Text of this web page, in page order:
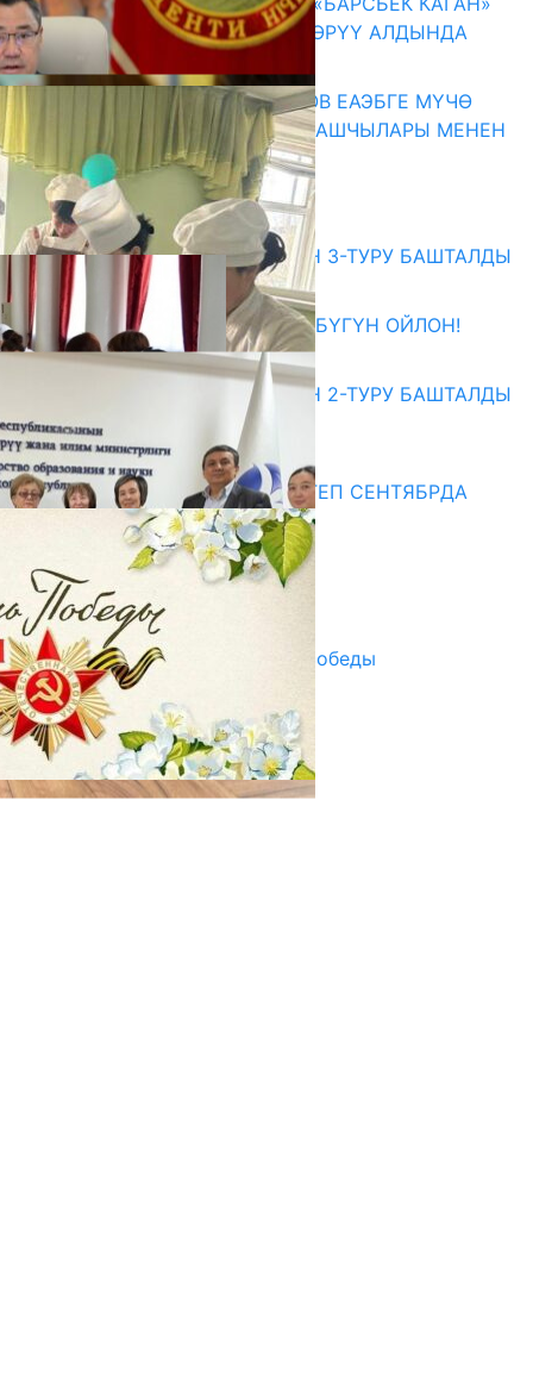
КӨРКӨМ ТАСМАСЫ ЖАРЫК КӨРҮҮ АЛДЫНДА
07.08.2026
ПРЕЗИДЕНТ САДЫР ЖАПАРОВ ЕАЭБГЕ МҮЧӨ
МАМЛЕКЕТТЕРДИН ӨКМӨТ БАШЧЫЛАРЫ МЕНЕН
ЖОЛУГУШТУ
07.08.2026
Абитуриент
ЖОЖДОРГО КАБЫЛ АЛУУНУН 3-ТУРУ БАШТАЛДЫ
27.07.2026
ӨЗҮҢДҮН КЕЛЕЧЕГИҢ ҮЧҮН БҮГҮН ОЙЛОН!
20.07.2026
ЖОЖДОРГО КАБЫЛ АЛУУНУН 2-ТУРУ БАШТАЛДЫ
20.07.2026
Медиа
СУЗАКТА 750 ОРУНДУУ МЕКТЕП СЕНТЯБРДА
ПАЙДАЛАНУУГА БЕРИЛЕТ
07.08.2025
Улуу Жеңиштин жандуу сөзү
29.04.2025
Награды в преддверии Дня Победы
29.04.2025